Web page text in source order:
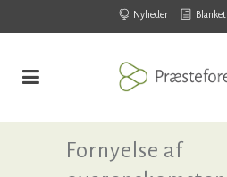
Nyheder
Fornyelse af